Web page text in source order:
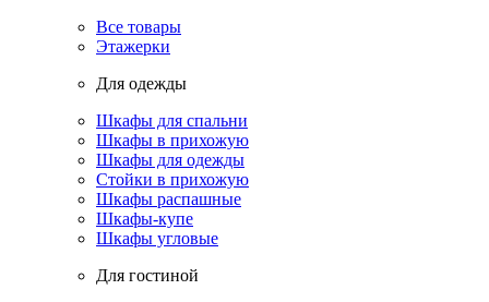
Все товары
Этажерки
Для одежды
Шкафы для спальни
Шкафы в прихожую
Шкафы для одежды
Стойки в прихожую
Шкафы распашные
Шкафы-купе
Шкафы угловые
Для гостиной